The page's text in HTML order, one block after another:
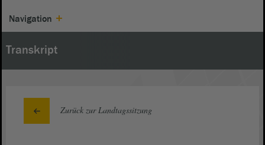
Navigation
Transkript
Zurück zur Landtagssitzung